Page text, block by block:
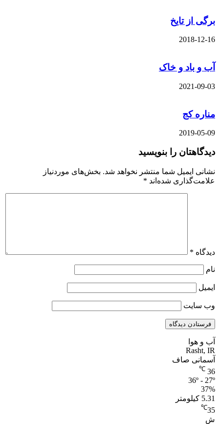
برگی از تایخ
2018-12-16
آب و باد و خاک
2021-09-03
مناره کج
2019-05-09
دیدگاهتان را بنویسید
نشانی ایمیل شما منتشر نخواهد شد. بخش‌های موردنیاز
علامت‌گذاری شده‌اند *
دیدگاه *
نام
ایمیل
وب‌ سایت
آب و هوا
Rasht, IR
آسمانی صاف
36
℃
36º - 27º
37%
5.31 کیلومتر
35
℃
ش